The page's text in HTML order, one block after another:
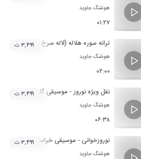
هوشنگ جاوید
۰۱:۲۷
ترانه سوره هلاله (لاله سرخ واژگون) -
هوشنگ جاوید
۰۲:۰۰
۳,۴۹۹ ت
نقل ویژه نوروز - موسیقی گلستان
هوشنگ جاوید
۰۶:۳۸
۳,۴۹۹ ت
نوروزخوانی - موسیقی خراسان رضوی
هوشنگ جاوید
۳,۴۹۹ ت